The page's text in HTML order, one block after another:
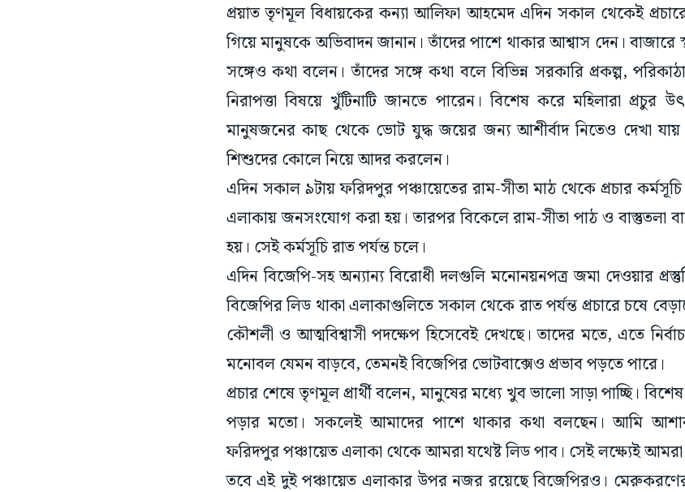
প্রয়াত তৃণমূল বিধায়কের কন্যা আলিফা আহমেদ এদিন সকাল থেকেই প্রচারে
গিয়ে মানুষকে অভিবাদন জানান। তাঁদের পাশে থাকার আশ্বাস দেন। বাজারে
সঙ্গেও কথা বলেন। তাঁদের সঙ্গে কথা বলে বিভিন্ন সরকারি প্রকল্প,
নিরাপত্তা বিষয়ে খুঁটিনাটি জানতে পারেন। বিশেষ করে মহিলারা প্রচুর
মানুষজনের কাছ থেকে ভোট যুদ্ধ জয়ের জন্য আশীর্বাদ নিতেও দেখা
শিশুদের কোলে নিয়ে আদর করলেন।
এদিন সকাল ৯টায় ফরিদপুর পঞ্চায়েতের রাম-সীতা মাঠ থেকে প্রচার
এলাকায় জনসংযোগ করা হয়। তারপর বিকেলে রাম-সীতা পাঠ ও বাস্তুতলা
হয়। সেই কর্মসূচি রাত পর্যন্ত চলে।
এদিন বিজেপি-সহ অন্যান্য বিরোধী দলগুলি মনোনয়নপত্র জমা দেওয়ার
বিজেপির লিড থাকা এলাকাগুলিতে সকাল থেকে রাত পর্যন্ত প্রচারে চষে
কৌশলী ও আত্মবিশ্বাসী পদক্ষেপ হিসেবেই দেখছে। তাদের মতে, এতে
মনোবল যেমন বাড়বে, তেমনই বিজেপির ভোটবাক্সেও প্রভাব পড়তে পারে।
প্রচার শেষে তৃণমূল প্রার্থী বলেন, মানুষের মধ্যে খুব ভালো সাড়া পাচ্ছি।
পড়ার মতো। সকলেই আমাদের পাশে থাকার কথা বলছেন। আমি
ফরিদপুর পঞ্চায়েত এলাকা থেকে আমরা যথেষ্ট লিড পাব। সেই লক্ষ্যেই
তবে এই দুই পঞ্চায়েত এলাকার উপর নজর রয়েছে বিজেপিরও।